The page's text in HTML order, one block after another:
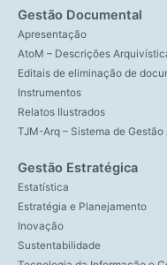
Gestão Documental
Apresentação
AtoM – Descrições
Editais de eliminação de
Instrumentos
Relatos Ilustrados
TJM-Arq – Sistema de
Gestão Estratégica
Estatística
Estratégia e Planejamento
Inovação
Sustentabilidade